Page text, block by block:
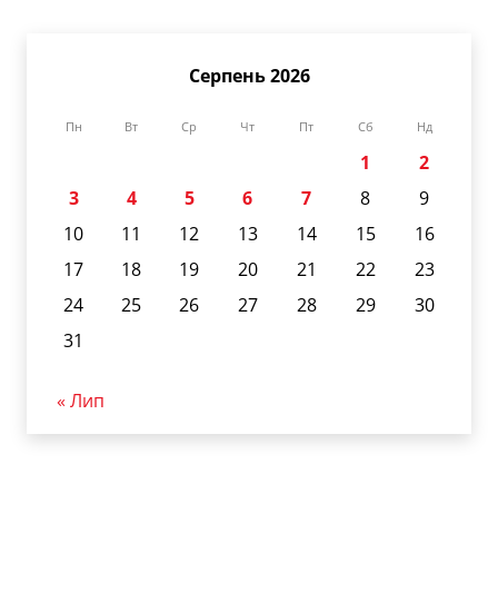
Серпень 2026
Пн Вт Ср Чт Пт Сб Нд
1
2
3
4 5 6 7 8
9
10
11 12 13 14 15
16
17
18 19 20 21 22
23
24
25 26 27 28 29
30
31
« Лип